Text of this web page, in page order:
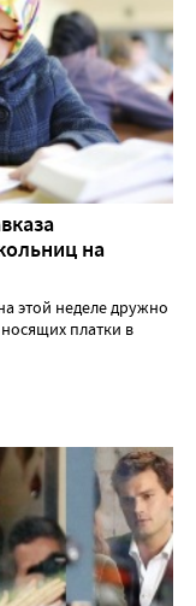
на
этой неделе дружно
платки в